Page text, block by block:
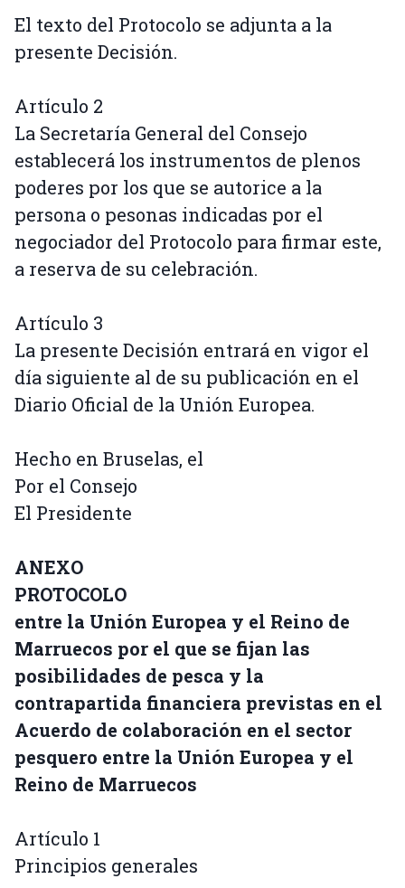
El texto del Protocolo se adjunta a la
presente Decisión.
Artículo 2
La Secretaría General del Consejo
establecerá los instrumentos de plenos
poderes por los que se autorice a la
persona o pesonas indicadas por el
negociador del Protocolo para firmar este,
a reserva de su celebración.
Artículo 3
La presente Decisión entrará en vigor el
día siguiente al de su publicación en el
Diario Oficial de la Unión Europea.
Hecho en Bruselas, el
Por el Consejo
El Presidente
ANEXO
PROTOCOLO
entre la Unión Europea y el Reino de
Marruecos por el que se fijan las
posibilidades de pesca y la
contrapartida financiera previstas en el
Acuerdo de colaboración en el sector
pesquero entre la Unión Europea y el
Reino de Marruecos
Artículo 1
Principios generales